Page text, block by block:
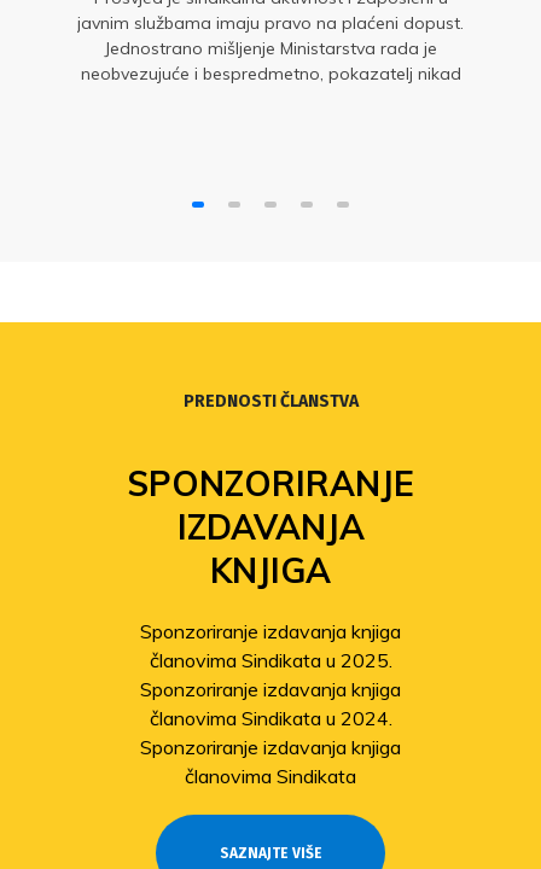
javnim službama imaju pravo na plaćeni dopust.
Jednostrano mišljenje Ministarstva rada je
neobvezujuće i bespredmetno, pokazatelj nikad
PREDNOSTI ČLANSTVA
SPONZORIRANJE
IZDAVANJA
KNJIGA
Sponzoriranje izdavanja knjiga
članovima Sindikata u 2025.
Sponzoriranje izdavanja knjiga
članovima Sindikata u 2024.
Sponzoriranje izdavanja knjiga
članovima Sindikata
SAZNAJTE VIŠE